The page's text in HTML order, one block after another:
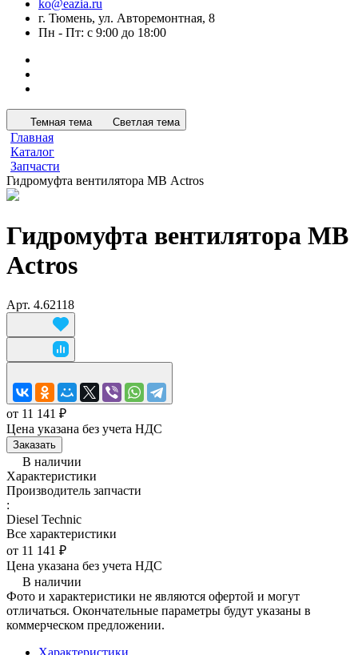
ko@eazia.ru
г. Тюмень, ул. Авторемонтная, 8
Пн - Пт: с 9:00 до 18:00
Темная тема Светлая тема
Главная
Каталог
Запчасти
Гидромуфта вентилятора MВ Actros
Гидромуфта вентилятора MВ
Actros
Арт. 4.62118
от 11 141 ₽
Цена указана без учета НДС
Заказать
В наличии
Характеристики
Производитель запчасти
:
Diesel Technic
Все характеристики
от 11 141 ₽
Цена указана без учета НДС
В наличии
Фото и характеристики не являются офертой и могут
отличаться. Окончательные параметры будут указаны в
коммерческом предложении.
Характеристики